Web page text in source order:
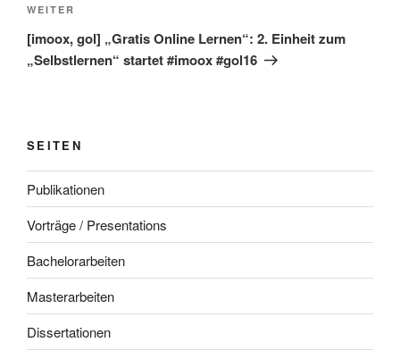
Nächster
Beitrag
WEITER
[imoox, gol] „Gratis Online Lernen“: 2. Einheit zum
„Selbstlernen“ startet #imoox #gol16
SEITEN
Publikationen
Vorträge / Presentations
Bachelorarbeiten
Masterarbeiten
Dissertationen